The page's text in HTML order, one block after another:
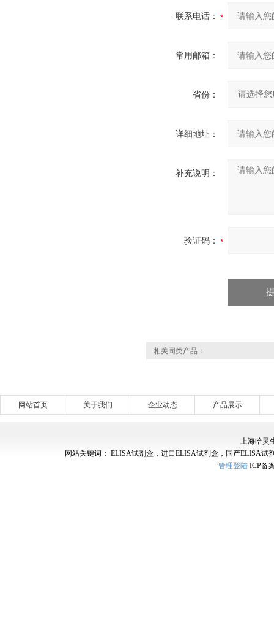
联系电话：
常用邮箱：
省份：
详细地址：
补充说明：
验证码：
相关同类产品：
网站首页 关于我们 企业动态 产品展示
上海哈灵
网站关键词： ELISA试剂盒，进口ELISA试剂盒，国产ELISA
管理登陆 ICP备